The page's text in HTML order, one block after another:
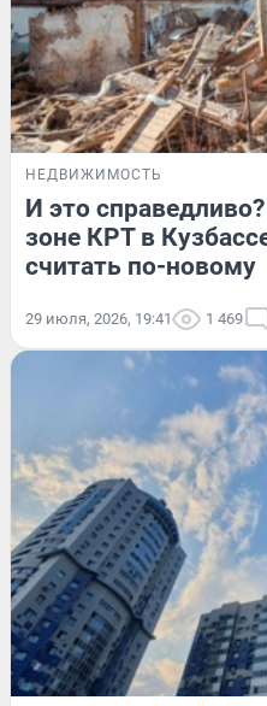
НЕДВИЖИМОСТЬ
И это
зоне КРТ в
считать по-новому
29 июля, 2026, 19:41 1 469